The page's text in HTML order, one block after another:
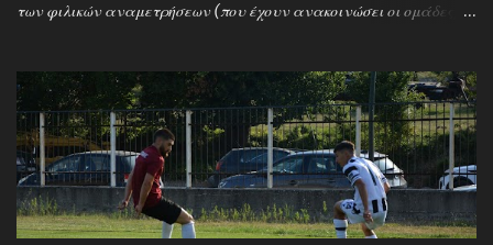
των φιλικών αναμετρήσεων (που έχουν ανακοινώσει οι ομάδες) ....
Ξηροποτάμος - Νευροκοπι 2-2 Α.Ο. Καβάλα - Αγ. Αθανάσιος 5-1
Μαυρόβατος - Αμπελοκηποι 0-2 Κ17 ΠΑΟΚ - Προσοτσάνη 2-1
(7/8) ------------------------------------------------------
--------- Ν. Αμισος - Νεοχώρι Σερρών 3-0